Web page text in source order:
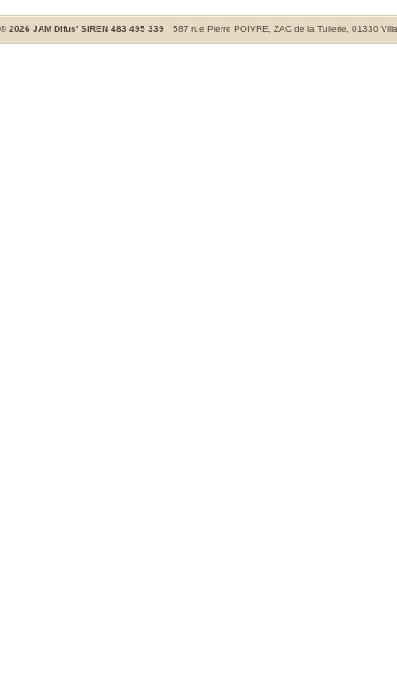
©2026 JAM Difus' SIREN 483 495 339 587 rue Pierre POIVRE, ZAC de la Tuilerie, 01330